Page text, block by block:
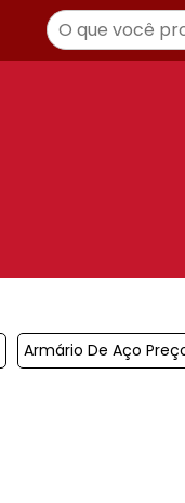
Armário De Aço